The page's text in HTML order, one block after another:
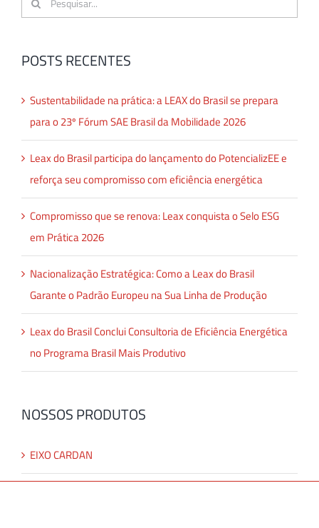
resultados
POSTS RECENTES
Sustentabilidade na prática: a LEAX do Brasil se prepara
para o 23º Fórum SAE Brasil da Mobilidade 2026
Leax do Brasil participa do lançamento do PotencializEE e
reforça seu compromisso com eficiência energética
Compromisso que se renova: Leax conquista o Selo ESG
em Prática 2026
Nacionalização Estratégica: Como a Leax do Brasil
Garante o Padrão Europeu na Sua Linha de Produção
Leax do Brasil Conclui Consultoria de Eficiência Energética
no Programa Brasil Mais Produtivo
NOSSOS PRODUTOS
EIXO CARDAN